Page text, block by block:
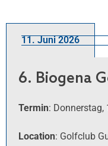
11. Juni 2026
6. Biogena
Termin:
Location: Golfclub